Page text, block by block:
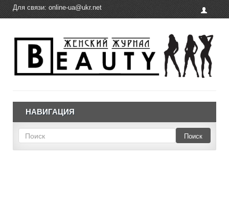
Для связи: online-ua@ukr.net
НАВИГАЦИЯ
Поиск